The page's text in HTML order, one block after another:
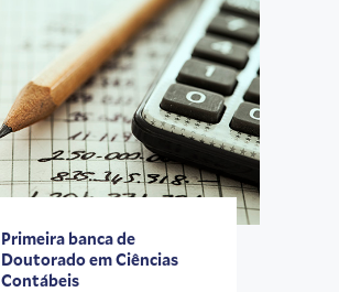
Primeira banca de
Doutorado em Ciências
Contábeis